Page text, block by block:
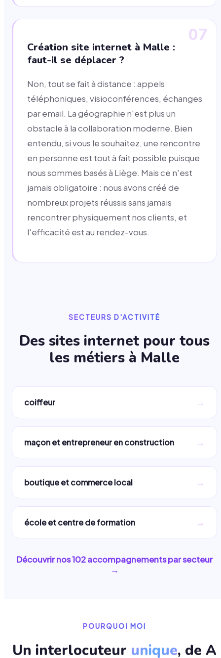
07
Création site internet à Malle :
faut-il se déplacer ?
Non, tout se fait à distance : appels
téléphoniques, visioconférences, échanges
par email. La géographie n'est plus un
obstacle à la collaboration moderne. Bien
entendu, si vous le souhaitez, une rencontre
en personne est tout à fait possible puisque
nous sommes basés à Liège. Mais ce n'est
jamais obligatoire : nous avons créé de
nombreux projets réussis sans jamais
rencontrer physiquement nos clients, et
l'efficacité est au rendez-vous.
SECTEURS D'ACTIVITÉ
Des sites internet pour tous
les métiers à Malle
coiffeur →
maçon et entrepreneur en construction →
boutique et commerce local →
école et centre de formation →
Découvrir nos102accompagnements par secteur
→
POURQUOI MOI
Un interlocuteur unique, de A